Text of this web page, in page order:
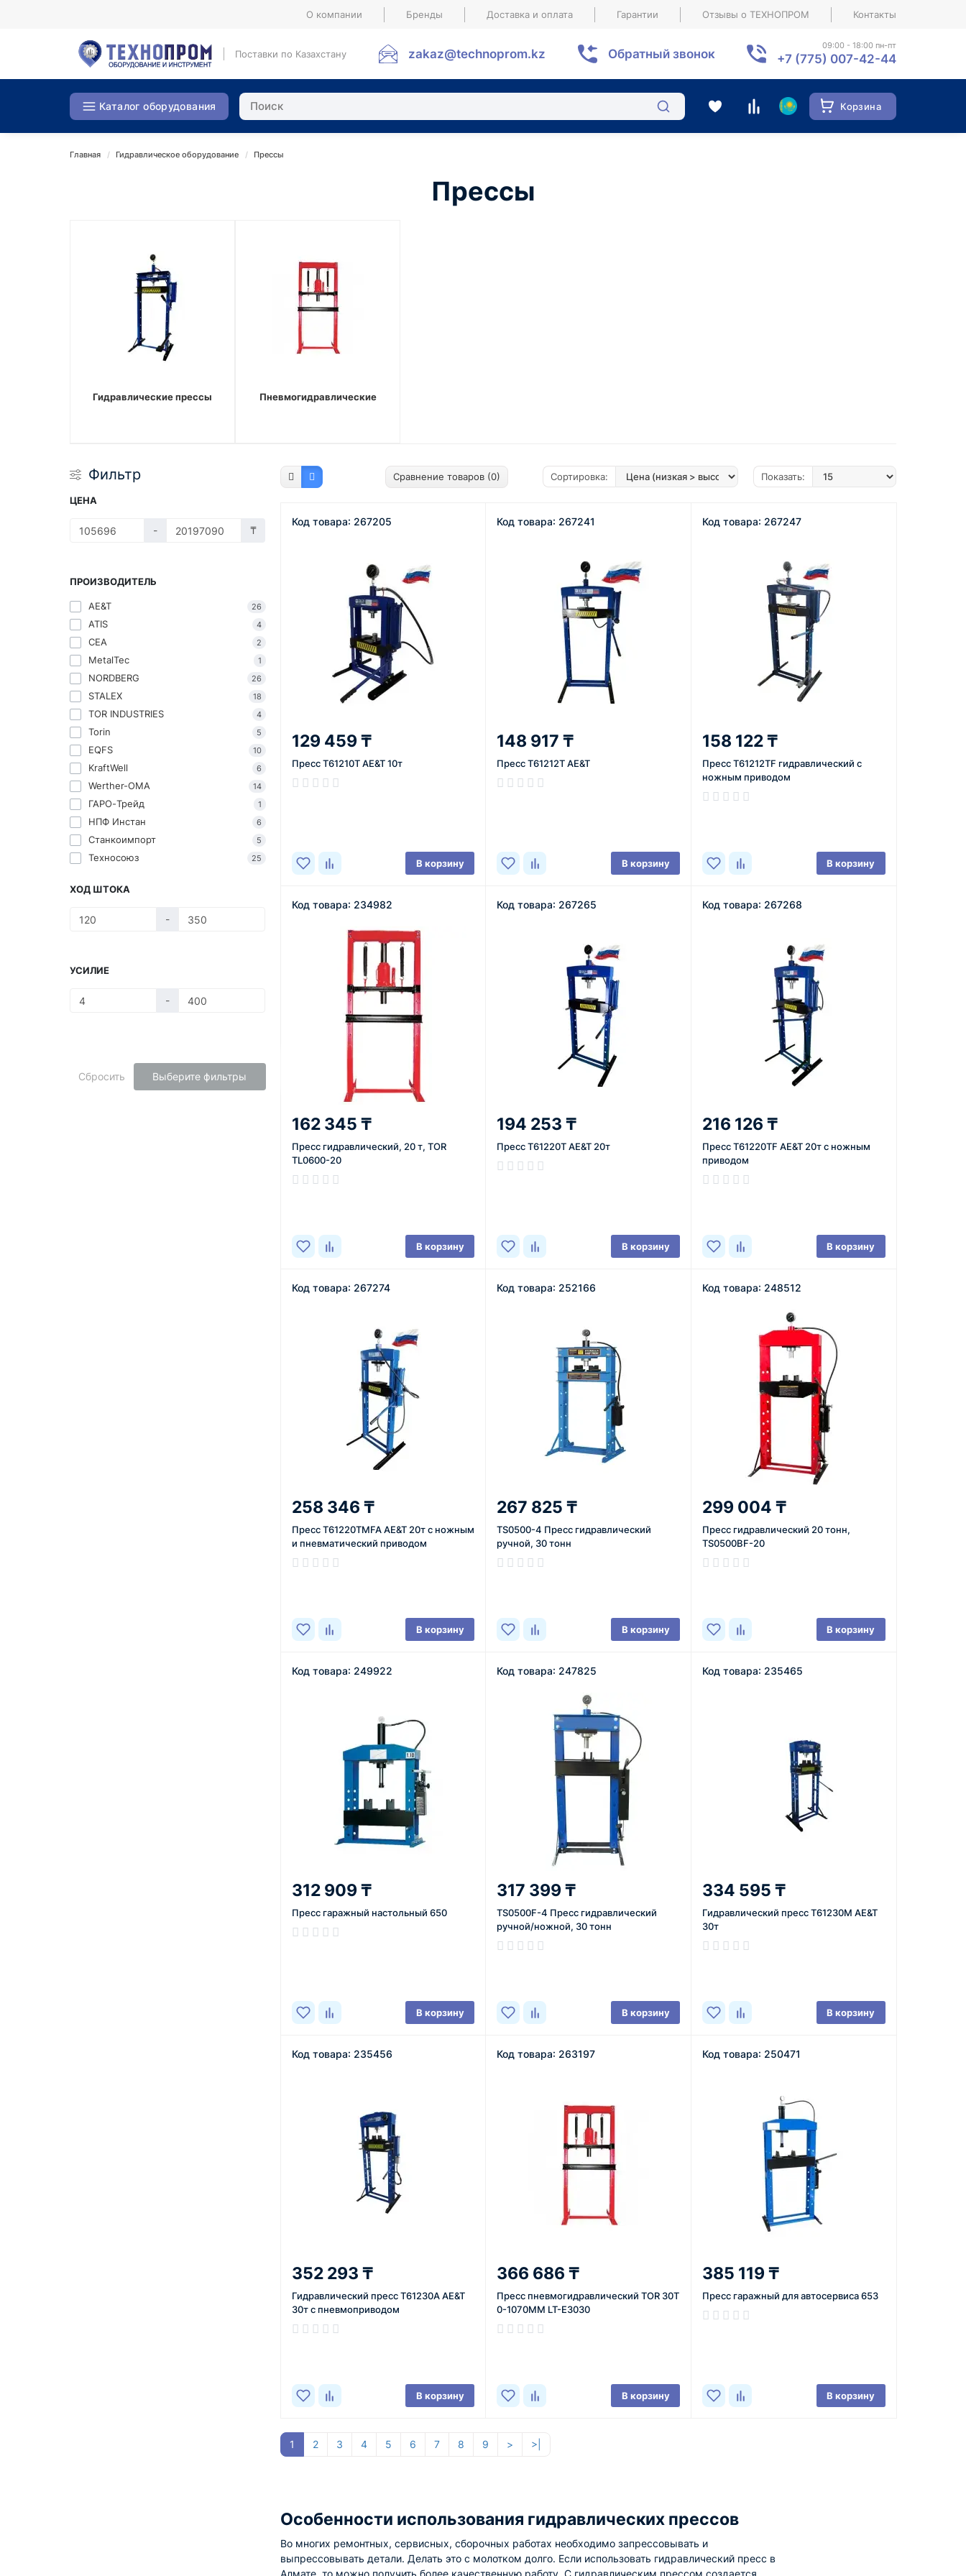
О компании Бренды Доставка и оплата Гарантии Отзывы о ТЕХНОПРОМ Контакты
Поставки по Казахстану zakaz@technoprom.kz Обратный звонок
09:00 - 18:00 пн-пт
+7 (775) 007-42-44
Каталог оборудования Корзина
Главная Гидравлическое оборудование Прессы
Прессы
Гидравлические прессы Пневмогидравлические
Фильтр
ЦЕНА
- ₸
ПРОИЗВОДИТЕЛЬ
AE&T 26
ATIS 4
CEA 2
MetalTec 1
NORDBERG 26
STALEX 18
TOR INDUSTRIES 4
Torin 5
EQFS 10
KraftWell 6
Werther-OMA 14
ГАРО-Трейд 1
НПФ Инстан 6
Станкоимпорт 5
Техносоюз 25
ХОД ШТОКА
-
УСИЛИЕ
-
Сбросить Выберите фильтры
Сравнение товаров (0) Сортировка: Показать:
Код товара: 267205
129 459 ₸
Пресс T61210T AE&T 10т
В корзину
Код товара: 267241
148 917 ₸
Пресс T61212T AE&T
В корзину
Код товара: 267247
158 122 ₸
Пресс T61212TF гидравлический с
ножным приводом
В корзину
Код товара: 234982
162 345 ₸
Пресс гидравлический, 20 т, TOR
TL0600-20
В корзину
Код товара: 267265
194 253 ₸
Пресс T61220T AE&T 20т
В корзину
Код товара: 267268
216 126 ₸
Пресс T61220TF AE&T 20т с ножным
приводом
В корзину
Код товара: 267274
258 346 ₸
Пресс T61220TMFA AE&T 20т с ножным
и пневматический приводом
В корзину
Код товара: 252166
267 825 ₸
TS0500-4 Пресс гидравлический
ручной, 30 тонн
В корзину
Код товара: 248512
299 004 ₸
Пресс гидравлический 20 тонн,
TS0500BF-20
В корзину
Код товара: 249922
312 909 ₸
Пресс гаражный настольный 650
В корзину
Код товара: 247825
317 399 ₸
TS0500F-4 Пресс гидравлический
ручной/ножной, 30 тонн
В корзину
Код товара: 235465
334 595 ₸
Гидравлический пресс T61230M AE&T
30т
В корзину
Код товара: 235456
352 293 ₸
Гидравлический пресс T61230A AE&T
30т с пневмоприводом
В корзину
Код товара: 263197
366 686 ₸
Пресс пневмогидравлический TOR 30T
0-1070MM LT-E3030
В корзину
Код товара: 250471
385 119 ₸
Пресс гаражный для автосервиса 653
В корзину
1 2 3 4 5 6 7 8 9 > >|
Особенности использования гидравлических прессов
Во многих ремонтных, сервисных, сборочных работах необходимо запрессовывать и
выпрессовывать детали. Делать это с молотком долго. Если использовать гидравлический пресс в
Алмате, то можно получить более качественную работу. С гидравлическим прессом создается